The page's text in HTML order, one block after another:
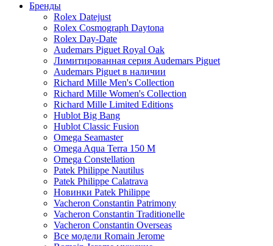
Бренды
Rolex Datejust
Rolex Cosmograph Daytona
Rolex Day-Date
Audemars Piguet Royal Oak
Лимитированная серия Audemars Piguet
Audemars Piguet в наличии
Richard Mille Men's Collection
Richard Mille Women's Collection
Richard Mille Limited Editions
Hublot Big Bang
Hublot Classic Fusion
Omega Seamaster
Omega Aqua Terra 150 M
Omega Constellation
Patek Philippe Nautilus
Patek Philippe Calatrava
Новинки Patek Philippe
Vacheron Constantin Patrimony
Vacheron Constantin Traditionelle
Vacheron Constantin Overseas
Все модели Romain Jerome